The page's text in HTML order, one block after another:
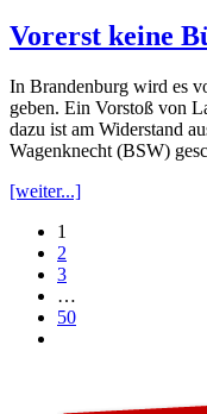
Vorerst keine
In Brandenburg wird es
geben. Ein Vorstoß von
dazu ist am Widerstand
Wagenknecht (BSW)
[weiter...]
1
2
3
…
50